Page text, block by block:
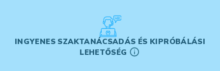
INGYENES SZAKTANÁCSADÁS ÉS KIPRÓBÁLÁSI
LEHETŐSÉG